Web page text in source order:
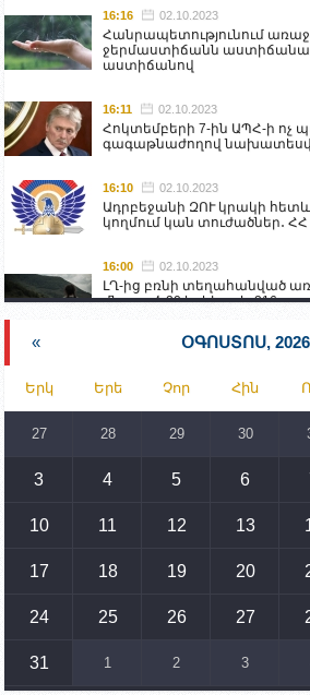
16:16 02.10.2023
Հանրապետությունում
ջերմաստիճանն
աստիճանով
16:11 02.10.2023
Հոկտեմբերի 7-ին ԱՊՀ-ի ոչ
գագաթնաժողով
16:10 02.10.2023
Ադրբեջանի ԶՈՒ կրակի
կողմում կան տուժածներ․
16:00 02.10.2023
ԼՂ-ից բռնի տեղահանված
մնացած 20 երեխա և 216
նախարարության
Իրանը կողմ է
տրանսպորտային
զարգացմանը, սակայն ոչ՝
սահմանների
15:10 02.10.2023
սպառնալիքները
պատգամավորը Գորիսում է
14:54 02.10.2023
տեղակայված հայկական
« ՕԳՈՍՏՈՍ, 2026
Երկ Երե Չոր Հին
27 28 29 30
3 4 5 6
10 11 12 13
17 18 19 20
24 25 26 27
31 1 2 3